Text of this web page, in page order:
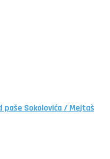
paše Sokolovića / Mejtaš